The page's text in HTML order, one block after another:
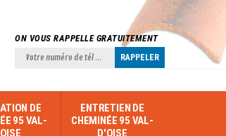
ON VOUS RAPPELLE GRATUITEMENT
DE
95 VAL-
ENTRETIEN DE
CHEMINÉE 95 VAL-
D'OISE